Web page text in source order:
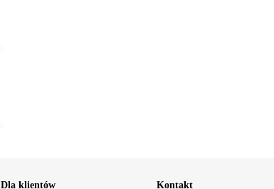
Dla klientów Kontakt